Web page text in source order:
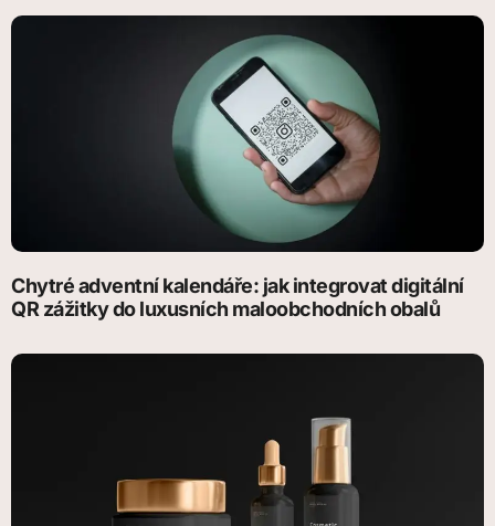
Chytré adventní kalendáře: jak integrovat digitální
QR zážitky do luxusních maloobchodních obalů